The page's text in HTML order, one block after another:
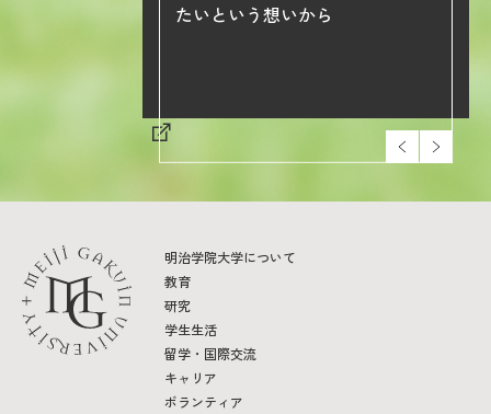
たいという想いから
明治学院大学について
教育
研究
学生生活
留学・国際交流
キャリア
ボランティア